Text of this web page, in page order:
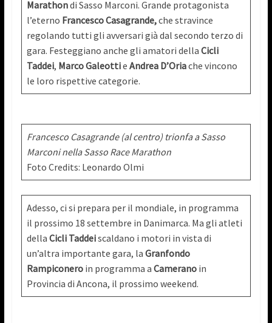
Marathondi Sasso Marconi. Grande protagonista
l’eterno Francesco Casagrande,che stravince
regolando tutti gli avversari già dal secondo terzo di
gara. Festeggiano anche gli amatori della Cicli
Taddei, Marco Galeottie Andrea D’Oriache vincono
le loro rispettive categorie.
Francesco Casagrande (al centro) trionfa a Sasso
Marconi nella Sasso Race Marathon
Foto Credits: Leonardo Olmi
Adesso, ci si prepara per il mondiale, in programma
il prossimo 18 settembre in Danimarca. Ma gli atleti
della Cicli Taddeiscaldano i motori in vista di
un’altra importante gara, la Granfondo
Rampiconeroin programma a Cameranoin
Provincia di Ancona, il prossimo weekend.